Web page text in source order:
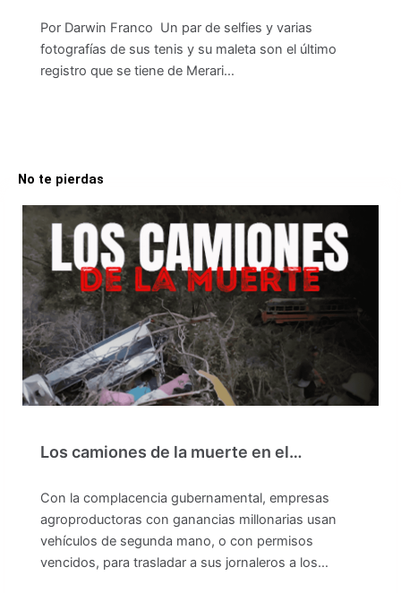
Por Darwin Franco Un par de selfies y varias
fotografías de sus tenis y su maleta son el último
registro que se tiene de Merari…
No te pierdas
Los camiones de la muerte en el…
Con la complacencia gubernamental, empresas
agroproductoras con ganancias millonarias usan
vehículos de segunda mano, o con permisos
vencidos, para trasladar a sus jornaleros a los…